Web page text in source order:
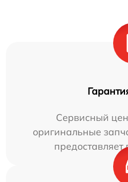
Сервисный
оригинальные
предоставляет